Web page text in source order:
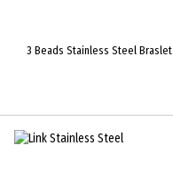
3 Beads Stainless Steel Braslet